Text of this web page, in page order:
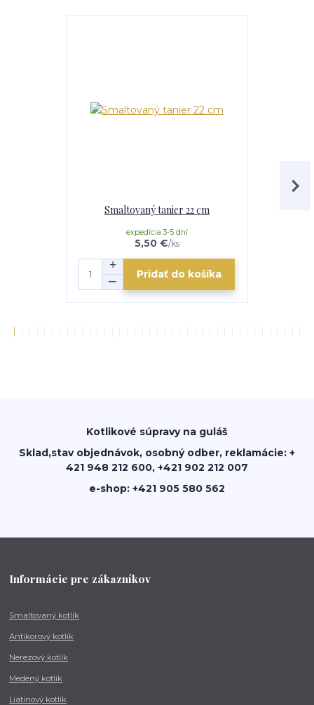
Smaltovaný tanier 22 cm
5,50 €/ks
expedícia 3-5 dní
Pridať do košíka
Kotlikové súpravy na guláš
Sklad,stav objednávok, osobný odber, reklamácie: +
421 948 212 600, +421 902 212 007
e-shop: +421 905 580 562
Informácie pre zákazníkov
Smaltovaný kotlík
Antikorový kotlík
Nerezový kotlík
Medený kotlík
Liatinový kotlík